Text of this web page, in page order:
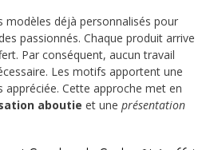
modèles déjà personnalisés pour
passionnés. Chaque produit arrive
Par conséquent, aucun travail
Les motifs apportent une
appréciée. Cette approche met en
aboutie et une présentation